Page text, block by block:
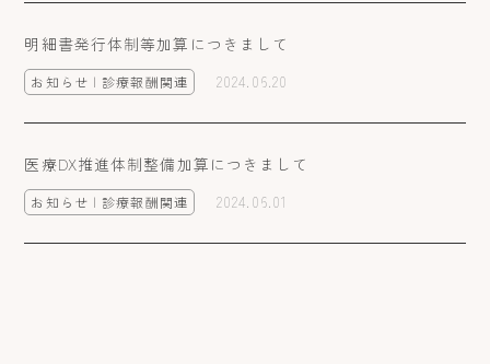
明細書発行体制等加算につきまして
お知らせ | 診療報酬関連 2024.06.20
医療DX推進体制整備加算につきまして
お知らせ | 診療報酬関連 2024.06.01